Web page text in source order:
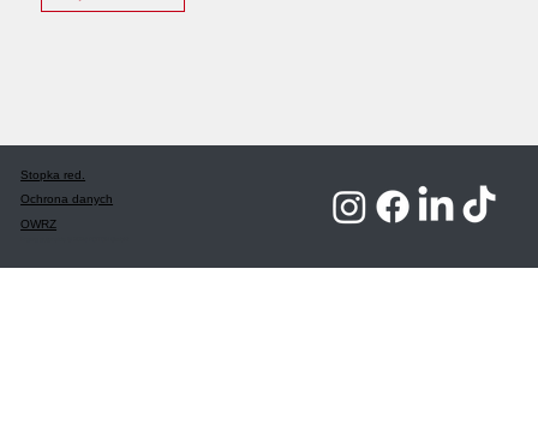
Stopka red.
Ochrona danych
OWRZ